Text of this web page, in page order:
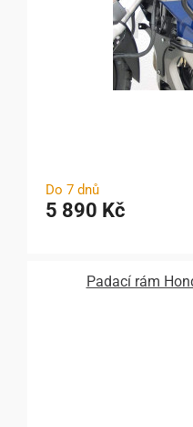
Do 7 dnů
5 890 Kč
Padací rám